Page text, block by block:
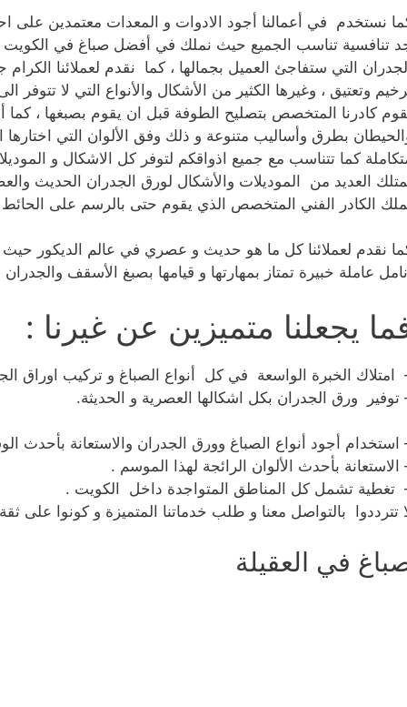
نستخدم في أعمالنا أجود الادوات و المعدات معتمدين على
تنافسية تناسب الجميع حيث نملك في أفضل صباغ في
التي ستفاجئ العميل بجمالها ، كما نقدم لعملائنا
وتعتيق ، وغيرها الكثير من الأشكال والأنواع التي لا تتوفر
كادرنا المتخصص بتصليح الطوفة قبل ان يقوم بصبغها ،
بطرق وأساليب متنوعة و ذلك وفق الألوان التي
كما تتناسب مع جميع اذواقكم لتوفر كل الاشكال و
العديد من الموديلات والأشكال لورق الجدران الحديث
الكادر الفني المتخصص الذي يقوم حتى بالرسم على
نقدم لعملائنا كل ما هو حديث و عصري في عالم الديكور حيث
انامل عاملة خبيرة تمتاز بمهارتها و قيامها بصبغ الأسقف
يجعلنا متميزين عن غيرنا :
امتلاك الخبرة الواسعة في كل أنواع الصباغ و تركيب اوراق
توفير ورق الجدران بكل اشكالها العصرية و الحديثة.
استخدام أجود أنواع الصباغ وورق الجدران والاستعانة بأحدث
الاستعانة بأحدث الألوان الرائجة لهذا الموسم .
تغطية تشمل كل المناطق المتواجدة داخل الكويت .
تترددوا بالتواصل معنا و طلب خدماتنا المتميزة و كونوا على
في العقيلة